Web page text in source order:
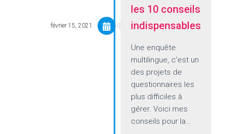
les 10 conseils
indispensables
Une enquête
multilingue, c’est un
des projets de
questionnaires les
plus difficiles à
gérer. Voici mes
conseils pour la…
février 15, 2021